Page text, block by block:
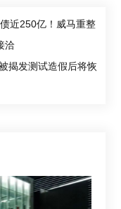
近250亿！威马重整
洽
揭发测试造假后将恢